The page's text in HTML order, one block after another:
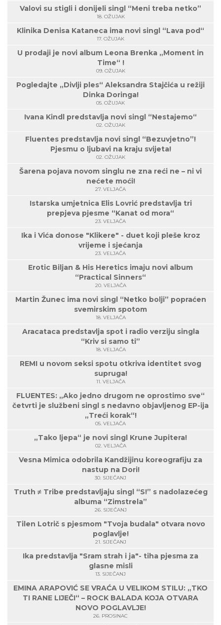
Valovi su stigli i donijeli singl “Meni treba netko”
18. OŽUJAK
Klinika Denisa Kataneca ima novi singl “Lava pod“
17. OŽUJAK
U prodaji je novi album Leona Brenka „Moment in
Time“ !
09. OŽUJAK
Pogledajte „Divlji ples“ Aleksandra Stajčića u režiji
Dinka Doringa!
05. OŽUJAK
Ivana Kindl predstavlja novi singl “Nestajemo“
02. OŽUJAK
Fluentes predstavlja novi singl “Bezuvjetno”!
Pjesmu o ljubavi na kraju svijeta!
02. OŽUJAK
Šarena pojava novom singlu ne zna reći ne – ni vi
nećete moći!
27. VELJAČA
Istarska umjetnica Elis Lovrić predstavlja tri
prepjeva pjesme “Kanat od mora“
23. VELJAČA
Ika i Vića donose "Klikere" - duet koji pleše kroz
vrijeme i sjećanja
23. VELJAČA
Erotic Biljan & His Heretics imaju novi album
“Practical Sinners“
20. VELJAČA
Martin Žunec ima novi singl “Netko bolji” popraćen
svemirskim spotom
18. VELJAČA
Aracataca predstavlja spot i radio verziju singla
“Kriv si samo ti”
18. VELJAČA
REMI u novom seksi spotu otkriva identitet svog
supruga!
11. VELJAČA
FLUENTES: „Ako jedno drugom ne oprostimo sve“
četvrti je službeni singl s nedavno objavljenog EP-ija
„Treći korak“!
05. VELJAČA
„Tako ljepa“ je novi singl Krune Jupitera!
02. VELJAČA
Vesna Mimica odobrila Kandžijinu koreografiju za
nastup na Dori!
30. SIJEČANJ
Truth ≠ Tribe predstavljaju singl “S!” s nadolazećeg
albuma “Zimstrela”
26. SIJEČANJ
Tilen Lotrič s pjesmom "Tvoja budala" otvara novo
poglavlje!
21. SIJEČANJ
Ika predstavlja "Sram strah i ja"- tiha pjesma za
glasne misli
13. SIJEČANJ
EMINA ARAPOVIĆ SE VRAĆA U VELIKOM STILU: „TKO
TI RANE LIJEČI“ – ROCK BALADA KOJA OTVARA
NOVO POGLAVLJE!
26. PROSINAC